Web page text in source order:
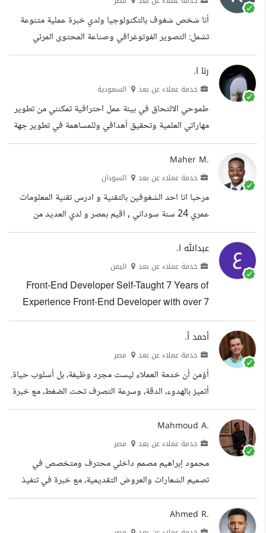
المحدد، وأسعى دائما لرضا العميل وجودة العمل. الخبرات
التعليم خريج ثانوية عامة
أنا شخص شغوف بالتكنولوجيا ولدي خبرة عملية متنوعة
تشمل: التصوير الفوتوغرافي وصناعة المحتوى المرئي
بجودة عالية. المونتاج وتحرير الفيديوهات بأسلوب احترافي
يضيف قيمة بصرية وجاذبية للمحتوى. تصميم الشعارات
والهويات البصرية بشكل إبداعي وجذاب. إدارة حسابات
التواصل الاجتماعي وتحقيق نمو وتفاعل ملحوظ. التعليق
الصوتي على المباريات والفعاليات الصغيرة بصوت مميز
وحماسي. مهارات الإقناع في المبيعات وقدرة على التواصل
الفعال مع العملاء. أمتلك حس التطور المستمر...
رنا ا.
خدمة عملاء عن بعد السعودية
طموحي الالتحاق في بيئة عمل احترافية تمكنني من تطوير
مهاراتي العلمية وتحقيق أهدافي وللمساهمة في تطوير جهة
العمل التي سأعمل بها . الخبرات خبرة في خدمة العملاء
خبرة في التصميم خبرة في إدخال البيانات التعليم
بكالوريوس
Maher M.
خدمة عملاء عن بعد السودان
مرحبا انا احد الشغوفين بالتقنية و ادرس تقنية المعلومات
عمري 24 سنة سوداني , اقيم بمصر و لدي العديد من
المهارات التقنية و اريد ان أرى نفسي كمتخصص اأمن
سيبراني يوما ما . الخبرات التعليم
عبدالله ا.
خدمة عملاء عن بعد اليمن
Front-End Developer Self-Taught 7 Years of
Experience Front-End Developer with over 7
years of experience in designing, developing,
and optimizing web applications. Expertise in
React, Next.js, TypeScript, Tailwind CSS,
Redux, and performance optimization. Proven
ability to lead front-end teams, manage projects
teams to build high-quality, scalable solutions.
Passionate about UI/UX design,...
أحمد أ.
خدمة عملاء عن بعد مصر
أؤمن أن خدمة العملاء ليست مجرد وظيفة، بل أسلوب حياة.
أتميز بالهدوء، الدقة، وسرعة التصرف تحت الضغط، مع خبرة
واسعة في التعامل مع العملاء من مختلف الجنسيات عبر
الهاتف، المحادثات الفورية، والبريد الإلكتروني. اسمي أحمد
العملاء والدعم الفني، بالإضافة إلى العمل الحر كمساعد
شخصي ومدخل بيانات على منصات مثل مستقل وخمسات.
أمتلك مهارات عالية في كتابة المحتوى، تفريغ الملفات،
تصميم العروض التقديمية، إدارة...
Mahmoud A.
خدمة عملاء عن بعد مصر
محمود إبراهيم مصمم داخلي محترف ومتخصص في
تصميم الشعارات والعروض التقديمية، مع خبرة في تنفيذ
مشاريع داخل مصر وخارجها. يتقن استخدام برامج التصميم
Ahmed R.